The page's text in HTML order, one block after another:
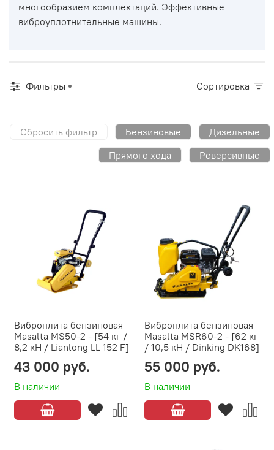
многообразием комплектаций. Эффективные
виброуплотнительные машины.
Фильтры Сортировка
Сбросить фильтр Бензиновые
Дизельные
Прямого хода
Реверсивные
Виброплита бензиновая
Masalta MS50-2 - [54 кг /
8,2 кН / Lianlong LL 152 F]
В наличии
43 000 руб.
Виброплита бензиновая
Masalta MSR60-2 - [62 кг
/ 10,5 кН / Dinking DK168]
В наличии
55 000 руб.